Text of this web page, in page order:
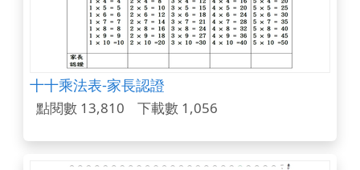
十十乘法表-家長認證
點閱數 13,810 下載數 1,056